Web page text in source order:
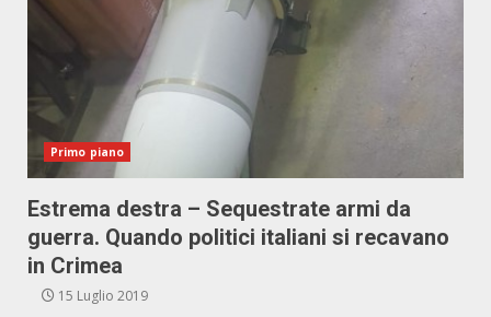
Primo piano
Estrema destra – Sequestrate armi da
guerra. Quando politici italiani si recavano
in Crimea
15 Luglio 2019